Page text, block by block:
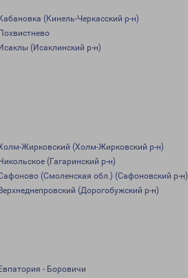
(Кинель-Черкасский р-н)
(Исаклинский р-н)
Жирковский (Холм-Жирковский р-н)
(Гагаринский р-н)
(Смоленская обл.) (Сафоновский р-н)
(Дорогобужский р-н)
- Боровичи